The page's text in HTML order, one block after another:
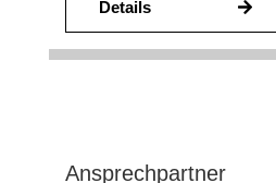
Details
Ansprechpartner